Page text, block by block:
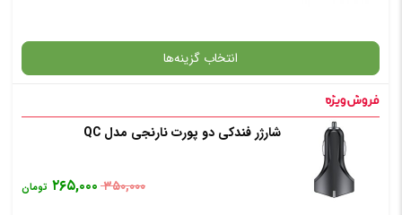
انتخاب گزینه‌ها
گارانتی
انتخاب رنگ
شارژر فندکی دو پورت نارنجی مدل QC
۳۵۰,۰۰۰ ۲۶۵,۰۰۰ تومان